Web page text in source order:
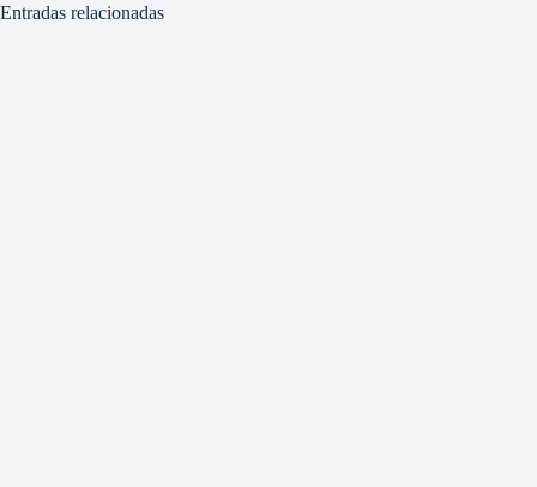
Entradas relacionadas